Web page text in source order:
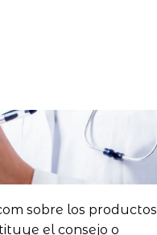
sobre los productos
el consejo o